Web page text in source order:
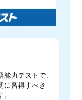
力テストで、
に習得すべき